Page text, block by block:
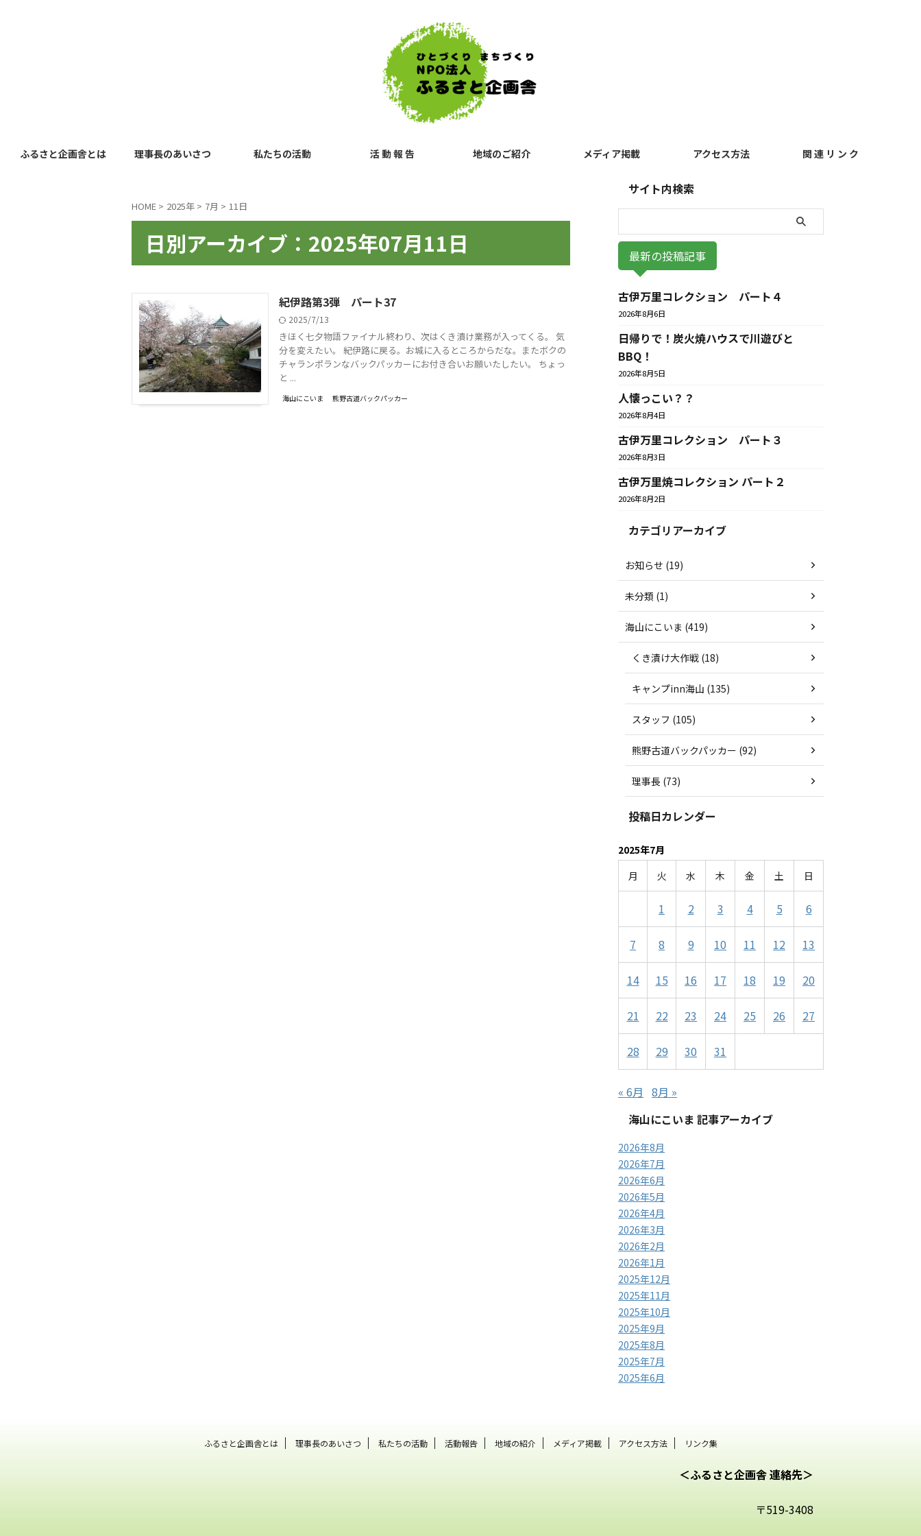
ふるさと企画舎とは 理事長のあいさつ 私たちの活動 活 動 報 告 地域のご紹介 メディア掲載 アクセス方法 関 連 リ ン ク
HOME > 2025年 > 7月 > 11日
日別アーカイブ：2025年07月11日
紀伊路第3弾 パート37
2025/7/13
きほく七夕物語ファイナル終わり、次はくき漬け業務が入ってくる。 気
分を変えたい。 紀伊路に戻る。お城に入るところからだな。またボクの
チャランポランなバックパッカーにお付き合いお願いたしたい。 ちょっ
と ...
海山にこいま 熊野古道バックパッカー
サイト内検索
最新の投稿記事
古伊万里コレクション パート４
2026年8月6日
日帰りで！炭火焼ハウスで川遊びと
BBQ！
2026年8月5日
人懐っこい？？
2026年8月4日
古伊万里コレクション パート３
2026年8月3日
古伊万里焼コレクション パート２
2026年8月2日
カテゴリアーカイブ
お知らせ (19)
未分類 (1)
海山にこいま (419)
くき漬け大作戦 (18)
キャンプinn海山 (135)
スタッフ (105)
熊野古道バックパッカー (92)
理事長 (73)
投稿日カレンダー
2025年7月
月
火 水 木 金 土 日
1 2 3 4 5 6
7 8 9 10 11 12 13
14 15 16 17 18 19 20
21 22 23 24 25 26 27
28 29 30 31
« 6月 8月 »
海山にこいま 記事アーカイブ
2026年8月
2026年7月
2026年6月
2026年5月
2026年4月
2026年3月
2026年2月
2026年1月
2025年12月
2025年11月
2025年10月
2025年9月
2025年8月
2025年7月
2025年6月
ふるさと企画舎とは 理事長のあいさつ 私たちの活動 活動報告 地域の紹介 メディア掲載 アクセス方法 リンク集
＜ふるさと企画舎 連絡先＞
〒519-3408